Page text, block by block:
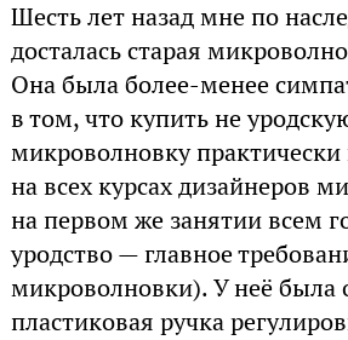
Шесть лет назад мне по
досталась старая
Она была более-менее
в том, что купить не
микроволновку
на всех курсах дизайнеров
на первом же занятии всем
уродство — главное
микроволновки). У неё была
пластиковая ручка